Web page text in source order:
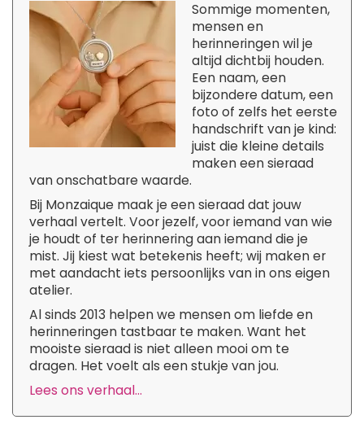
Sommige momenten,
mensen en
herinneringen wil je
altijd dichtbij houden.
Een naam, een
bijzondere datum, een
foto of zelfs het eerste
handschrift van je kind:
juist die kleine details
maken een sieraad
van onschatbare waarde.
Bij Monzaique maak je een sieraad dat jouw
verhaal vertelt. Voor jezelf, voor iemand van wie
je houdt of ter herinnering aan iemand die je
mist. Jij kiest wat betekenis heeft; wij maken er
met aandacht iets persoonlijks van in ons eigen
atelier.
Al sinds 2013 helpen we mensen om liefde en
herinneringen tastbaar te maken. Want het
mooiste sieraad is niet alleen mooi om te
dragen. Het voelt als een stukje van jou.
Lees ons verhaal...